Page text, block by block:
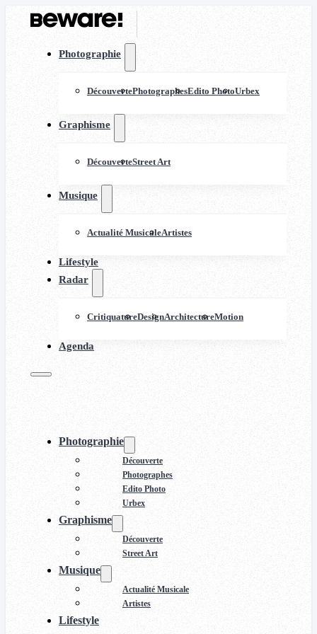
Photographie
DécouvertePhotographesEdito PhotoUrbex
Graphisme
DécouverteStreet Art
Musique
Actualité MusicaleArtistes
Lifestyle
Radar
CritiquatureDesignArchitectureMotion
Agenda
Photographie
Découverte
Photographes
Edito Photo
Urbex
Graphisme
Découverte
Street Art
Musique
Actualité Musicale
Artistes
Lifestyle